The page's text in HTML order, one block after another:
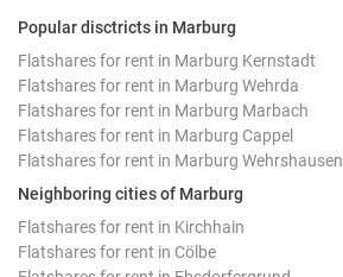
Popular disctricts in Marburg
Flatshares for rent in Marburg Kernstadt
Flatshares for rent in Marburg Wehrda
Flatshares for rent in Marburg Marbach
Flatshares for rent in Marburg Cappel
Flatshares for rent in Marburg Wehrshausen
Neighboring cities of Marburg
Flatshares for rent in Kirchhain
Flatshares for rent in Cölbe